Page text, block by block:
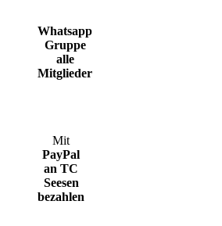
Whatsapp
Gruppe
alle
Mitglieder
Mit
PayPal
an TC
Seesen
bezahlen